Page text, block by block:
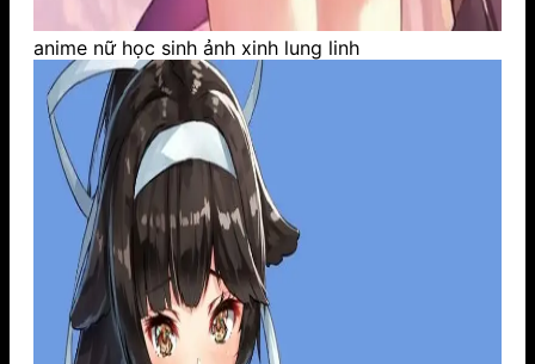
anime nữ học sinh ảnh xinh lung linh